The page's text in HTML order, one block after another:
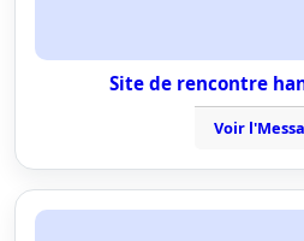
Site de rencontre
Voir